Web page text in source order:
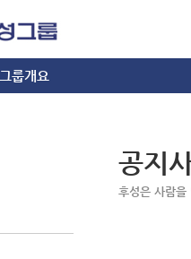
그룹개요
공지
후성은 사람을